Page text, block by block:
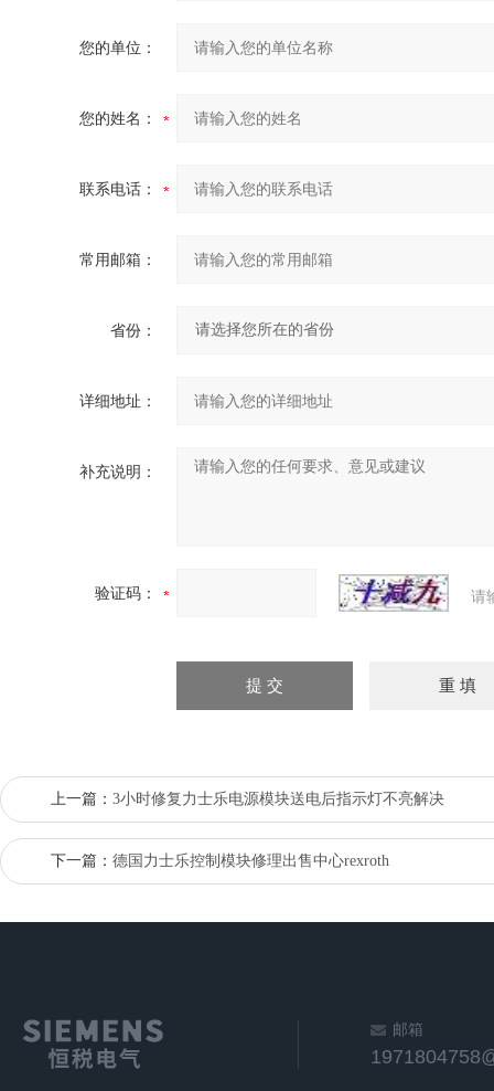
您的单位：
您的姓名：
联系电话：
常用邮箱：
省份：
详细地址：
补充说明：
验证码： 请
上一篇： 3小时修复力士乐电源模块送电后指示灯不亮解决
下一篇： 德国力士乐控制模块修理出售中心rexroth
邮箱